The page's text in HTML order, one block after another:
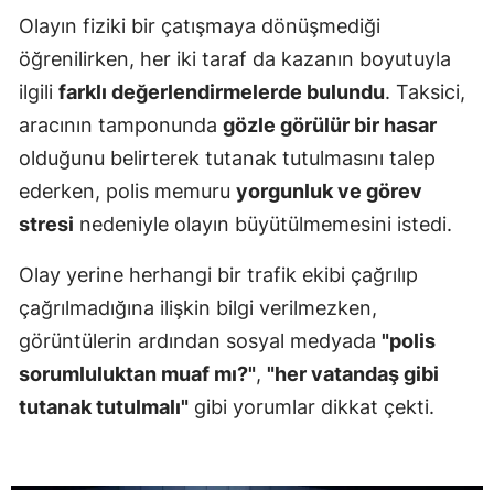
Olayın fiziki bir çatışmaya dönüşmediği
öğrenilirken, her iki taraf da kazanın boyutuyla
ilgili farklı değerlendirmelerde bulundu. Taksici,
aracının tamponunda gözle görülür bir hasar
olduğunu belirterek tutanak tutulmasını talep
ederken, polis memuru yorgunluk ve görev
stresi nedeniyle olayın büyütülmemesini istedi.
Olay yerine herhangi bir trafik ekibi çağrılıp
çağrılmadığına ilişkin bilgi verilmezken,
görüntülerin ardından sosyal medyada "polis
sorumluluktan muaf mı?", "her vatandaş gibi
tutanak tutulmalı" gibi yorumlar dikkat çekti.